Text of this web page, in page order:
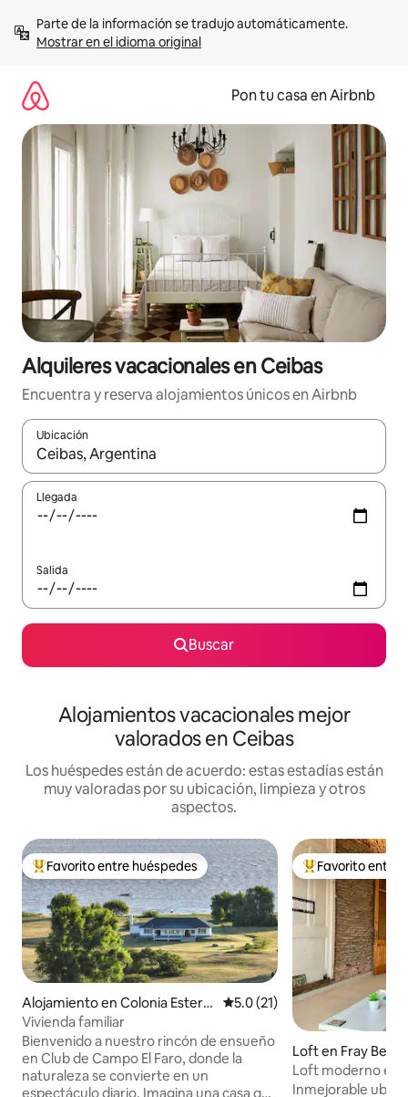
contenidoMostrar en el idioma original
Pon tu casa en Airbnb
Alquileres vacacionales en Ceibas
Encuentra y reserva alojamientos únicos en Airbnb
Ubicación
Cuando los resultados estén disponibles, navega con las
Llegada
Salida
Buscar
Alojamientos vacacionales mejor
valorados en Ceibas
Los huéspedes están de acuerdo: estas estadías están
muy valoradas por su ubicación, limpieza y otros
aspectos.
Favorito entre huéspedes preferido
Favorito entre huéspedes
Alojamiento en Colonia Esterel
la
Calificación promedio: 5.0 de
5.0 (21)
Vivienda familiar
Bienvenido a nuestro rincón de ensueño
en Club de Campo El Faro, donde la
naturaleza se convierte en un
espectáculo diario. Imagina una casa que
Favorito entre
Favorito entre
Loft en Fray
Loft moderno en
Inmejorable